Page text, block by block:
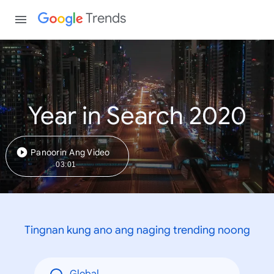
Trends
Year in Search 2020
Panoorin Ang Video
03:01
Tingnan kung ano ang naging trending noong